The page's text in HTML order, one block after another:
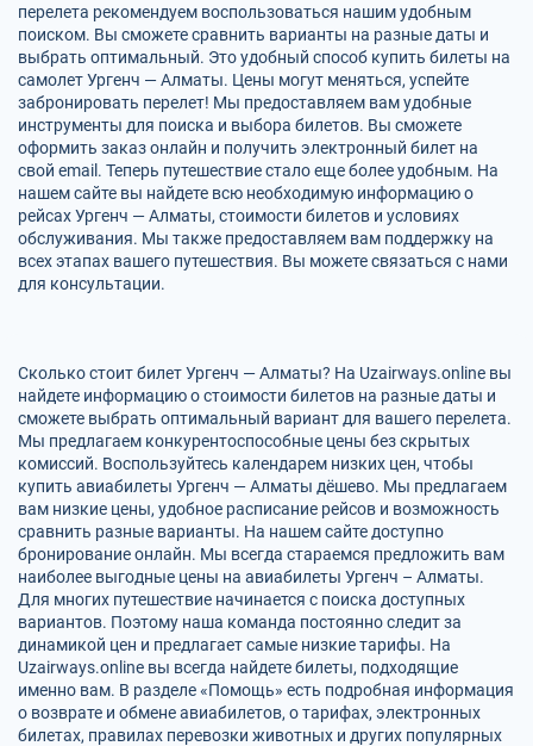
перелета рекомендуем воспользоваться нашим удобным
поиском. Вы сможете сравнить варианты на разные даты и
выбрать оптимальный. Это удобный способ купить билеты на
самолет Ургенч — Алматы. Цены могут меняться, успейте
забронировать перелет! Мы предоставляем вам удобные
инструменты для поиска и выбора билетов. Вы сможете
оформить заказ онлайн и получить электронный билет на
свой email. Теперь путешествие стало еще более удобным. На
нашем сайте вы найдете всю необходимую информацию о
рейсах Ургенч — Алматы, стоимости билетов и условиях
обслуживания. Мы также предоставляем вам поддержку на
всех этапах вашего путешествия. Вы можете связаться с нами
для консультации.
Сколько стоит билет Ургенч — Алматы? На Uzairways.online вы
найдете информацию о стоимости билетов на разные даты и
сможете выбрать оптимальный вариант для вашего перелета.
Мы предлагаем конкурентоспособные цены без скрытых
комиссий. Воспользуйтесь календарем низких цен, чтобы
купить авиабилеты Ургенч — Алматы дёшево. Мы предлагаем
вам низкие цены, удобное расписание рейсов и возможность
сравнить разные варианты. На нашем сайте доступно
бронирование онлайн. Мы всегда стараемся предложить вам
наиболее выгодные цены на авиабилеты Ургенч – Алматы.
Для многих путешествие начинается с поиска доступных
вариантов. Поэтому наша команда постоянно следит за
динамикой цен и предлагает самые низкие тарифы. На
Uzairways.online вы всегда найдете билеты, подходящие
именно вам. В разделе «Помощь» есть подробная информация
о возврате и обмене авиабилетов, о тарифах, электронных
билетах, правилах перевозки животных и других популярных